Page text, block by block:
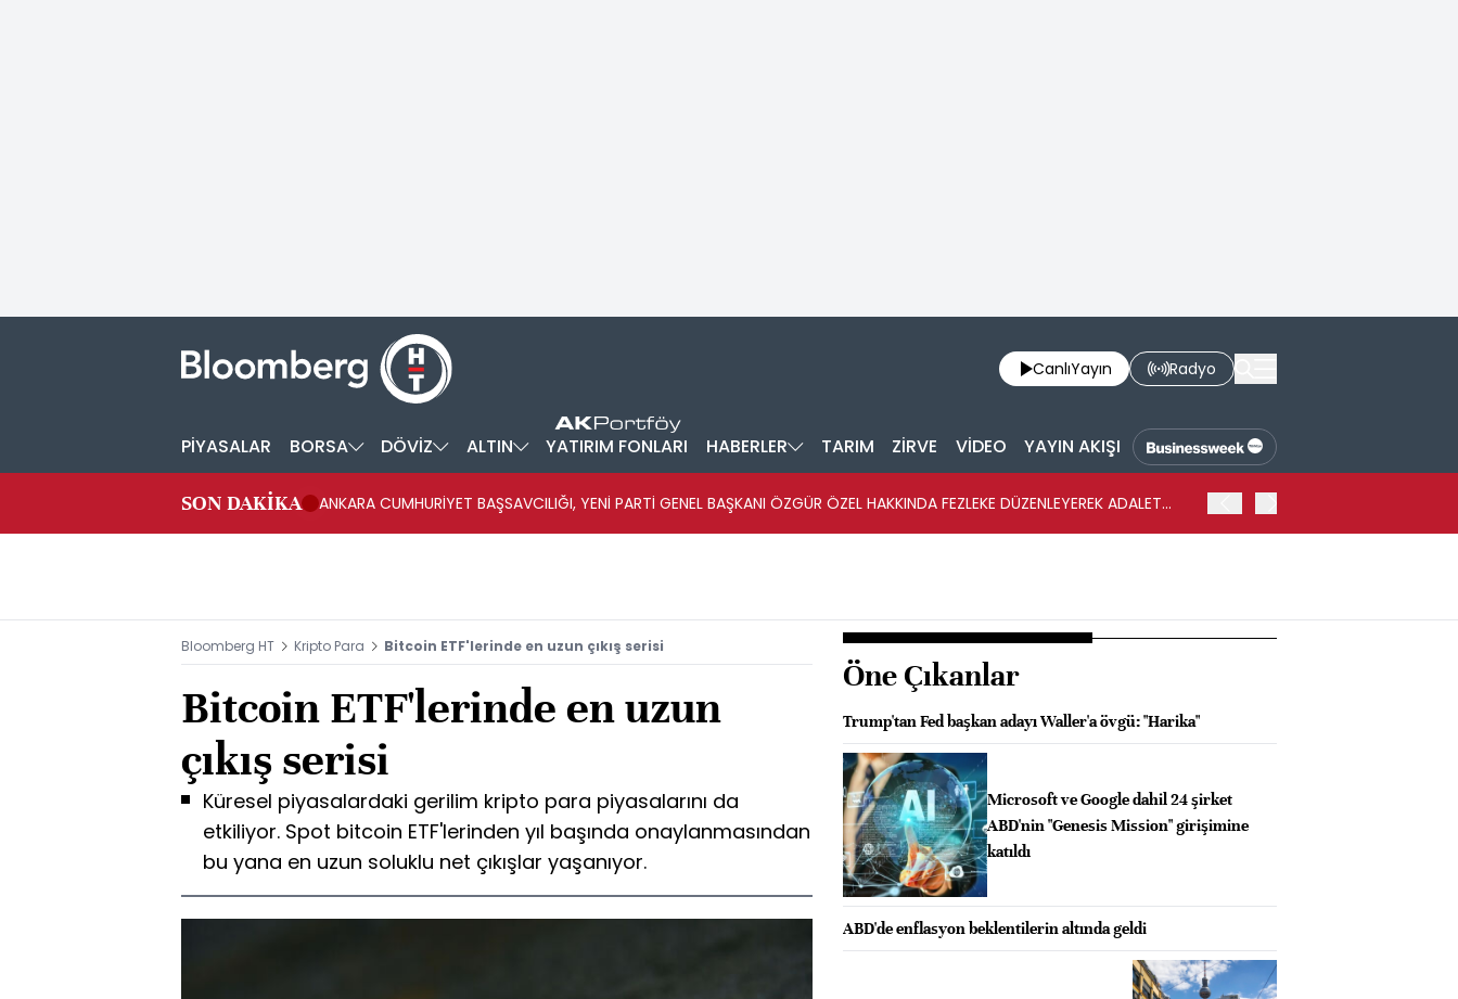
CanlıYayın Radyo
PİYASALAR BORSA DÖVİZ ALTIN YATIRIM FONLARI HABERLER TARIM ZİRVE VİDEO YAYIN AKIŞI
SON DAKİKA
ANKARA CUMHURİYET BAŞSAVCILIĞI, YENİ PARTİ GENEL BAŞKANI ÖZGÜR ÖZEL HAKKINDA FEZLEKE DÜZENLEYEREK ADALET
Bloomberg HT Kripto Para Bitcoin ETF'lerinde en uzun çıkış serisi
Bitcoin ETF'lerinde en uzun
çıkış serisi
Küresel piyasalardaki gerilim kripto para piyasalarını da
etkiliyor. Spot bitcoin ETF'lerinden yıl başında onaylanmasından
bu yana en uzun soluklu net çıkışlar yaşanıyor.
Öne Çıkanlar
Trump'tan Fed başkan adayı Waller'a övgü: "Harika"
Microsoft ve Google dahil 24 şirket
ABD'nin "Genesis Mission" girişimine
katıldı
ABD'de enflasyon beklentilerin altında geldi